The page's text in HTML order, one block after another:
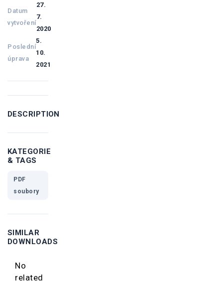
Datum
vytvoření
27.
7.
2020
Poslední
úprava
5.
10.
2021
DESCRIPTION
KATEGORIE
& TAGS
PDF
soubory
SIMILAR
DOWNLOADS
No
related